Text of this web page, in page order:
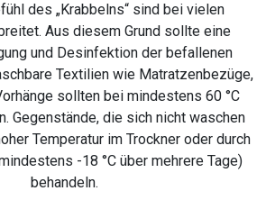
des „Krabbelns“ sind bei vielen
Aus diesem Grund sollte eine
und Desinfektion der befallenen
Textilien wie Matratzenbezüge,
sollten bei mindestens 60 °C
Gegenstände, die sich nicht waschen
Temperatur im Trockner oder durch
-18 °C über mehrere Tage)
behandeln.